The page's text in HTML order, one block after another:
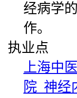
经病学
作。
执业点
上海中
院 神经